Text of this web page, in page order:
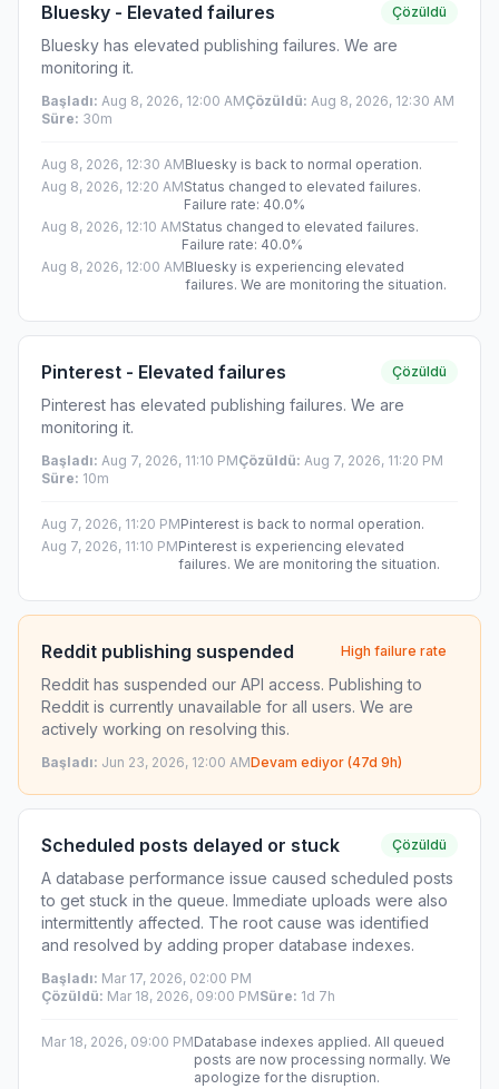
Bluesky - Elevated failures Çözüldü
Bluesky has elevated publishing failures. We are
monitoring it.
Başladı: Aug 8, 2026, 12:00 AMÇözüldü: Aug 8, 2026, 12:30 AM
Süre: 30m
Aug 8, 2026, 12:30 AMBluesky is back to normal operation.
Aug 8, 2026, 12:20 AMStatus changed to elevated failures.
Failure rate: 40.0%
Aug 8, 2026, 12:10 AMStatus changed to elevated failures.
Failure rate: 40.0%
Aug 8, 2026, 12:00 AMBluesky is experiencing elevated
failures. We are monitoring the situation.
Pinterest - Elevated failures Çözüldü
Pinterest has elevated publishing failures. We are
monitoring it.
Başladı: Aug 7, 2026, 11:10 PMÇözüldü: Aug 7, 2026, 11:20 PM
Süre: 10m
Aug 7, 2026, 11:20 PMPinterest is back to normal operation.
Aug 7, 2026, 11:10 PMPinterest is experiencing elevated
failures. We are monitoring the situation.
Reddit publishing suspended High failure rate
Reddit has suspended our API access. Publishing to
Reddit is currently unavailable for all users. We are
actively working on resolving this.
Başladı: Jun 23, 2026, 12:00 AMDevam ediyor (47d 9h)
Scheduled posts delayed or stuck Çözüldü
A database performance issue caused scheduled posts
to get stuck in the queue. Immediate uploads were also
intermittently affected. The root cause was identified
and resolved by adding proper database indexes.
Başladı: Mar 17, 2026, 02:00 PM
Çözüldü: Mar 18, 2026, 09:00 PMSüre: 1d 7h
Mar 18, 2026, 09:00 PMDatabase indexes applied. All queued
posts are now processing normally. We
apologize for the disruption.